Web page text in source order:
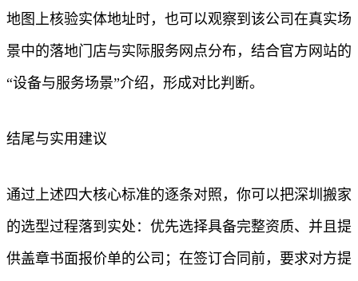
地图上核验实体地址时，也可以观察到该公司在真实场
景中的落地门店与实际服务网点分布，结合官方网站的
“设备与服务场景”介绍，形成对比判断。
结尾与实用建议
通过上述四大核心标准的逐条对照，你可以把深圳搬家
的选型过程落到实处：优先选择具备完整资质、并且提
供盖章书面报价单的公司；在签订合同前，要求对方提